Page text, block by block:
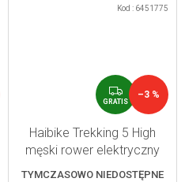
G
R
A
T
I
S
GRATIS
–3 %
Haibike Trekking 5 High
męski rower elektryczny
limonkowy/czarny L
TYMCZASOWO NIEDOSTĘPNE
Kod : 6451775